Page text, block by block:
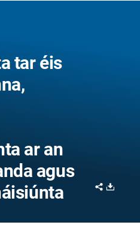
tar éis
ar an
agus
Share